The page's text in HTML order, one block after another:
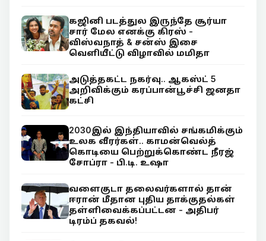
கஜினி படத்துல இருந்தே சூர்யா
சார் மேல எனக்கு கிரஸ் -
விஸ்வநாத் & சன்ஸ் இசை
வெளியீட்டு விழாவில் மமிதா
அடுத்தகட்ட நகர்வு.. ஆகஸ்ட் 5
அறிவிக்கும் கரப்பான்பூச்சி ஜனதா
கட்சி
2030இல் இந்தியாவில் சங்கமிக்கும்
உலக வீரர்கள்.. காமன்வெல்த்
கொடியை பெற்றுக்கொண்ட நீரஜ்
சோப்ரா - பி.டி. உஷா
வளைகுடா தலைவர்களால் தான்
ஈரான் மீதான புதிய தாக்குதல்கள்
தள்ளிவைக்கப்பட்டன - அதிபர்
டிரம்ப் தகவல்!